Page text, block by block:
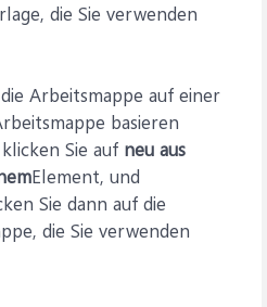
die Sie verwenden
Arbeitsmappe auf einer
basieren
Sie auf neu aus
Element, und
Sie dann auf die
die Sie verwenden